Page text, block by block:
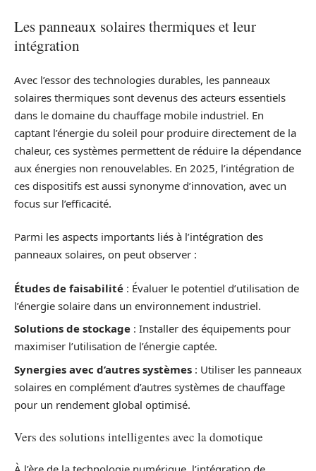
Les panneaux solaires thermiques et leur
intégration
Avec l’essor des technologies durables, les panneaux
solaires thermiques sont devenus des acteurs essentiels
dans le domaine du chauffage mobile industriel. En
captant l’énergie du soleil pour produire directement de la
chaleur, ces systèmes permettent de réduire la dépendance
aux énergies non renouvelables. En 2025, l’intégration de
ces dispositifs est aussi synonyme d’innovation, avec un
focus sur l’efficacité.
Parmi les aspects importants liés à l’intégration des
panneaux solaires, on peut observer :
Études de faisabilité : Évaluer le potentiel d’utilisation de
l’énergie solaire dans un environnement industriel.
Solutions de stockage : Installer des équipements pour
maximiser l’utilisation de l’énergie captée.
Synergies avec d’autres systèmes : Utiliser les panneaux
solaires en complément d’autres systèmes de chauffage
pour un rendement global optimisé.
Vers des solutions intelligentes avec la domotique